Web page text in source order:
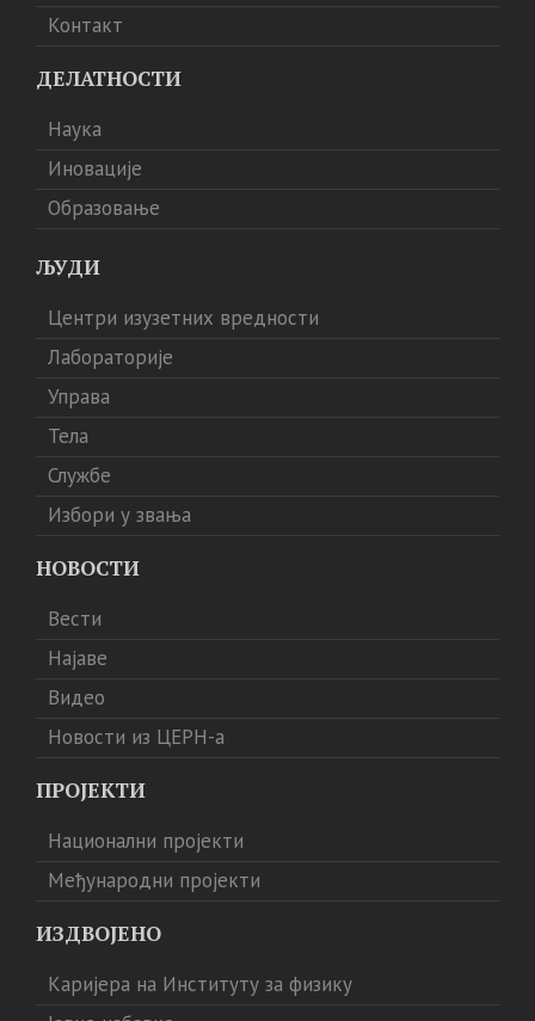
Контакт
ДЕЛАТНОСТИ
Наука
Иновације
Образовање
ЉУДИ
Центри изузетних вредности
Лабораторије
Управа
Тела
Службе
Избори у звања
НОВОСТИ
Вести
Најаве
Видео
Новости из ЦЕРН-а
ПРОЈЕКТИ
Национални пројекти
Међународни пројекти
ИЗДВОЈЕНО
Каријера на Институту за физику